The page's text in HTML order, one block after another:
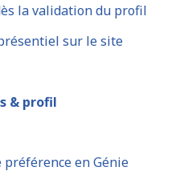
la validation du profil
sur le site
& profil
en Génie